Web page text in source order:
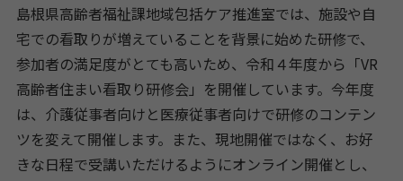
島根県高齢者福祉課地域包括ケア推進室では、施設や自
宅での看取りが増えていることを背景に始めた研修で、
参加者の満足度がとても高いため、令和４年度から「VR
高齢者住まい看取り研修会」を開催しています。今年度
は、介護従事者向けと医療従事者向けで研修のコンテン
ツを変えて開催します。また、現地開催ではなく、お好
きな日程で受講いただけるようにオンライン開催とし、